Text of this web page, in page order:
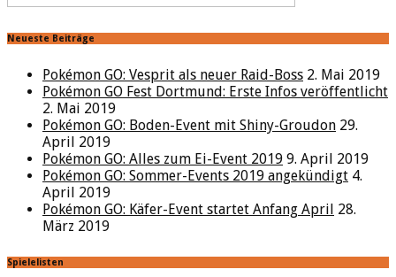
Neueste Beiträge
Pokémon GO: Vesprit als neuer Raid-Boss 2. Mai 2019
Pokémon GO Fest Dortmund: Erste Infos veröffentlicht
2. Mai 2019
Pokémon GO: Boden-Event mit Shiny-Groudon 29.
April 2019
Pokémon GO: Alles zum Ei-Event 2019 9. April 2019
Pokémon GO: Sommer-Events 2019 angekündigt 4.
April 2019
Pokémon GO: Käfer-Event startet Anfang April 28.
März 2019
Spielelisten